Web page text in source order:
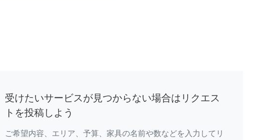
受けたいサービスが見つからない場合はリクエス
トを投稿しよう
ご希望内容、エリア、予算、家具の名前や数などを入力してリ